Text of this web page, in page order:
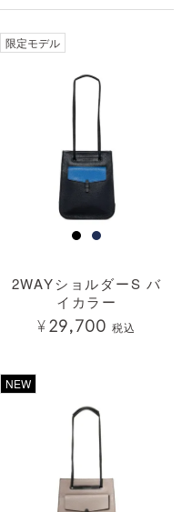
限定モデル
2WAYショルダーS バ
イカラー
¥29,700 税込
NEW